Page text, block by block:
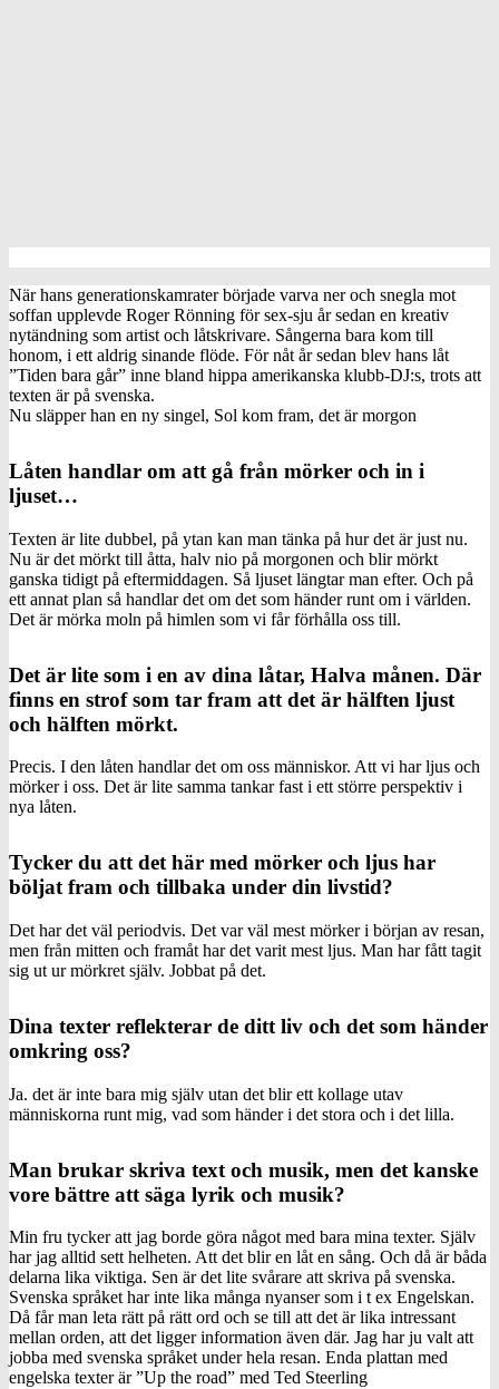
När hans generationskamrater började varva ner och snegla mot
soffan upplevde Roger Rönning för sex-sju år sedan en kreativ
nytändning som artist och låtskrivare. Sångerna bara kom till
honom, i ett aldrig sinande flöde. För nåt år sedan blev hans låt
”Tiden bara går” inne bland hippa amerikanska klubb-DJ:s, trots att
texten är på svenska.
Nu släpper han en ny singel, Sol kom fram, det är morgon
Låten handlar om att gå från mörker och in i
ljuset…
Texten är lite dubbel, på ytan kan man tänka på hur det är just nu.
Nu är det mörkt till åtta, halv nio på morgonen och blir mörkt
ganska tidigt på eftermiddagen. Så ljuset längtar man efter. Och på
ett annat plan så handlar det om det som händer runt om i världen.
Det är mörka moln på himlen som vi får förhålla oss till.
Det är lite som i en av dina låtar, Halva månen. Där
finns en strof som tar fram att det är hälften ljust
och hälften mörkt.
Precis. I den låten handlar det om oss människor. Att vi har ljus och
mörker i oss. Det är lite samma tankar fast i ett större perspektiv i
nya låten.
Tycker du att det här med mörker och ljus har
böljat fram och tillbaka under din livstid?
Det har det väl periodvis. Det var väl mest mörker i början av resan,
men från mitten och framåt har det varit mest ljus. Man har fått tagit
sig ut ur mörkret själv. Jobbat på det.
Dina texter reflekterar de ditt liv och det som händer
omkring oss?
Ja. det är inte bara mig själv utan det blir ett kollage utav
människorna runt mig, vad som händer i det stora och i det lilla.
Man brukar skriva text och musik, men det kanske
vore bättre att säga lyrik och musik?
Min fru tycker att jag borde göra något med bara mina texter. Själv
har jag alltid sett helheten. Att det blir en låt en sång. Och då är båda
delarna lika viktiga. Sen är det lite svårare att skriva på svenska.
Svenska språket har inte lika många nyanser som i t ex Engelskan.
Då får man leta rätt på rätt ord och se till att det är lika intressant
mellan orden, att det ligger information även där. Jag har ju valt att
jobba med svenska språket under hela resan. Enda plattan med
engelska texter är ”Up the road” med Ted Steerling